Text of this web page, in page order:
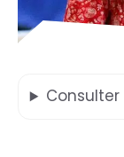
Consulter